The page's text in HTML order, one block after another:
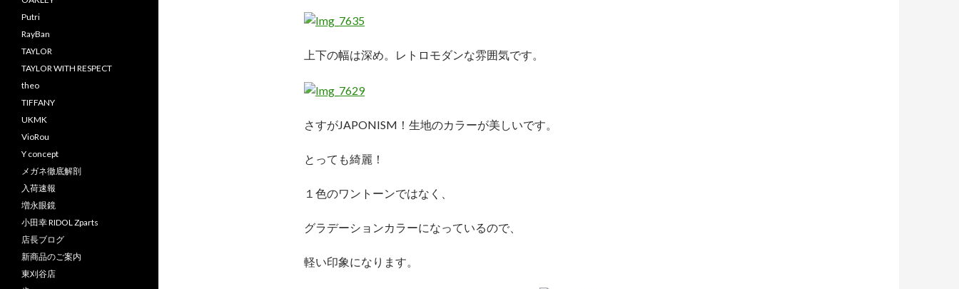
上下の幅は深め。レトロモダンな雰囲気です。
さすがJAPONISM！生地のカラーが美しいです。
とっても綺麗！
１色のワントーンではなく、
グラデーションカラーになっているので、
軽い印象になります。
Putri
RayBan
TAYLOR
TAYLOR WITH RESPECT
theo
TIFFANY
UKMK
VioRou
Y concept
メガネ徹底解剖
入荷速報
増永眼鏡
小田幸 RIDOL Zparts
店長ブログ
新商品のご案内
東刈谷店